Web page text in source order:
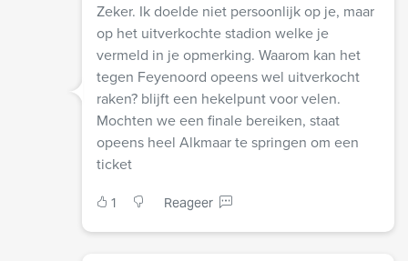
Zeker. Ik doelde niet persoonlijk op je, maar
op het uitverkochte stadion welke je
vermeld in je opmerking. Waarom kan het
tegen Feyenoord opeens wel uitverkocht
raken? blijft een hekelpunt voor velen.
Mochten we een finale bereiken, staat
opeens heel Alkmaar te springen om een
ticket
1 Reageer